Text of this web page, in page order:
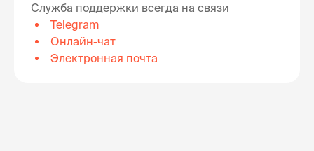
Служба поддержки всегда на связи
Telegram
Онлайн-чат
Электронная почта